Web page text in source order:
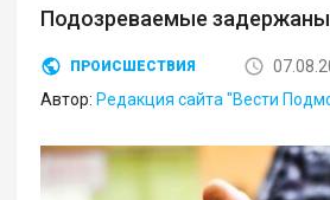
Подозреваемые задержаны
ПРОИСШЕСТВИЯ
Автор: Редакция сайта "Вести